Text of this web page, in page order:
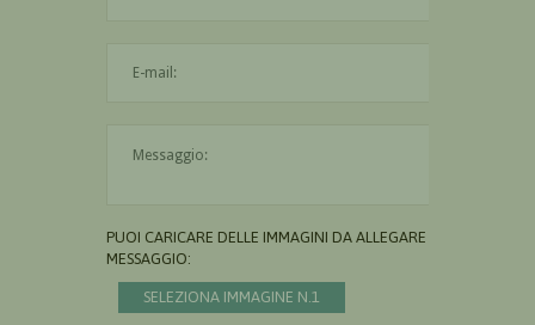
PUOI CARICARE DELLE IMMAGINI DA ALLEGARE AL
MESSAGGIO:
SELEZIONA IMMAGINE N.1